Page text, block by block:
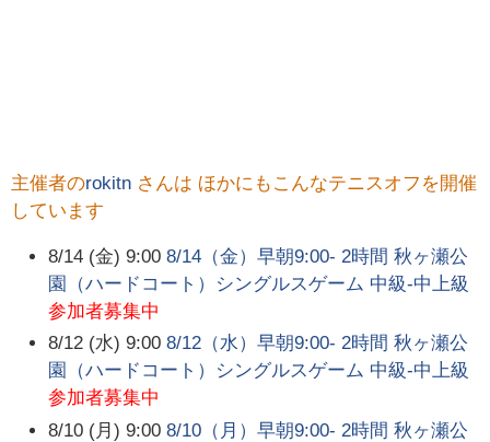
主催者のrokitn さんは ほかにもこんなテニスオフを開催
しています
8/14 (金) 9:00 8/14（金）早朝9:00- 2時間 秋ヶ瀬公
園（ハードコート）シングルスゲーム 中級-中上級
参加者募集中
8/12 (水) 9:00 8/12（水）早朝9:00- 2時間 秋ヶ瀬公
園（ハードコート）シングルスゲーム 中級-中上級
参加者募集中
8/10 (月) 9:00 8/10（月）早朝9:00- 2時間 秋ヶ瀬公